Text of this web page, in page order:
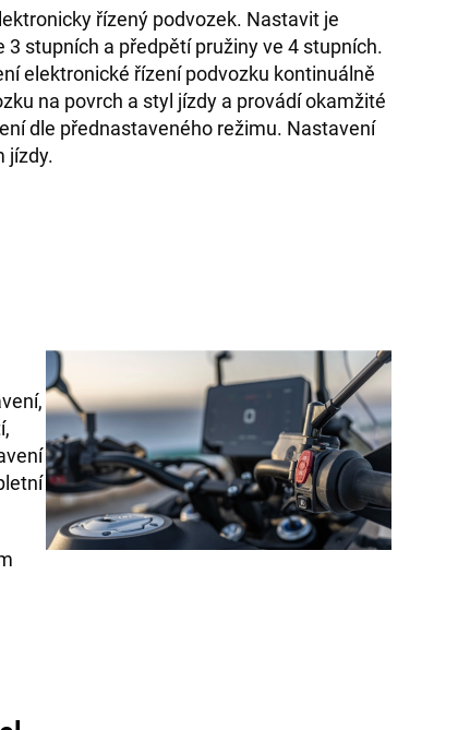
řízený podvozek. Nastavit je
stupních a předpětí pružiny ve 4 stupních.
elektronické řízení podvozku kontinuálně
na povrch a styl jízdy a provádí okamžité
dle přednastaveného režimu. Nastavení
jízdy.